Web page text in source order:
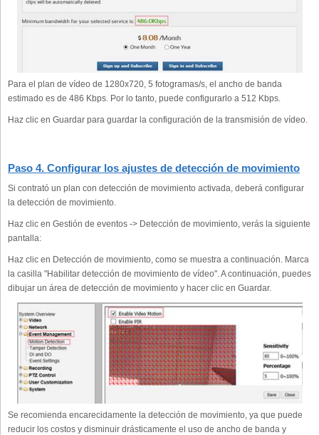
Para el plan de vídeo de 1280x720, 5 fotogramas/s, el ancho de banda
estimado es de 486 Kbps. Por lo tanto, puede configurarlo a 512 Kbps.
Haz clic en Guardar para guardar la configuración de la transmisión de vídeo.
Paso 4. Configurar los ajustes de detección de movimiento
Si contrató un plan con detección de movimiento activada, deberá configurar
la detección de movimiento.
Haz clic en Gestión de eventos -> Detección de movimiento, verás la siguiente
pantalla:
Haz clic en Detección de movimiento, como se muestra a continuación. Marca
la casilla "Habilitar detección de movimiento de vídeo". A continuación, puedes
dibujar un área de detección de movimiento y hacer clic en Guardar.
Se recomienda encarecidamente la detección de movimiento, ya que puede
reducir los costos y disminuir drásticamente el uso de ancho de banda y